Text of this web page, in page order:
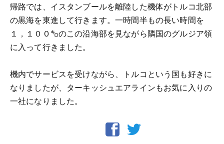
帰路では、イスタンブールを離陸した機体がトルコ北部
の黒海を東進して行きます。一時間半もの長い時間を
１，１００㌔のこの沿海部を見ながら隣国のグルジア領
に入って行きました。
機内でサービスを受けながら、トルコという国も好きに
なりましたが、ターキッシュエアラインもお気に入りの
一社になりました。